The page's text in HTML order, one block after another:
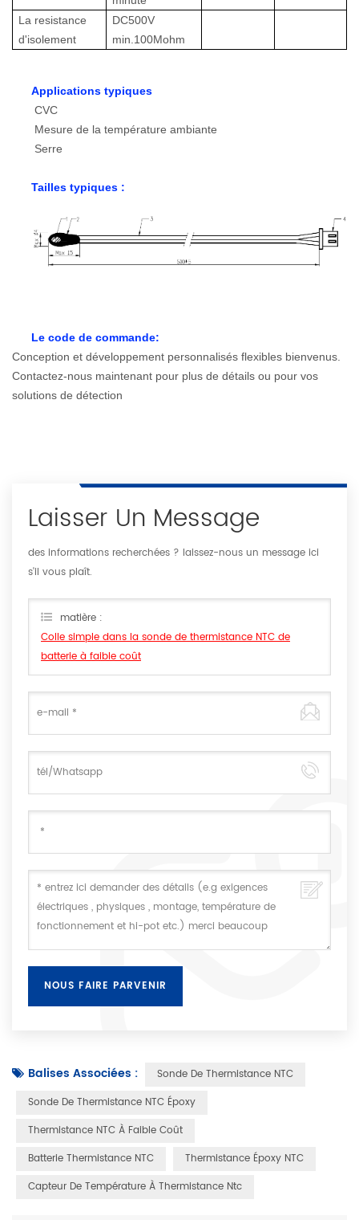
La resistance
d'isolement
DC500V
min.100Mohm
Applications typiques
CVC
Mesure de la température ambiante
Serre
Tailles typiques :
Le code de commande:
Conception et développement personnalisés flexibles bienvenus.
Contactez-nous maintenant pour plus de détails ou pour vos
solutions de détection
Laisser Un Message
des informations recherchées ? laissez-nous un message ici
s'il vous plaît.
matière :
Colle simple dans la sonde de thermistance NTC de
batterie à faible coût
Balises Associées :
Sonde De Thermistance NTC
Sonde De Thermistance NTC Époxy
Thermistance NTC À Faible Coût
Batterie Thermistance NTC
Thermistance Époxy NTC
Capteur De Température À Thermistance Ntc